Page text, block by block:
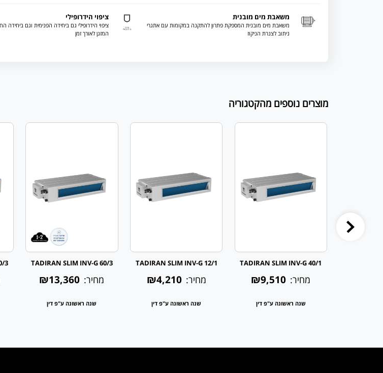
משאבת מים מובנית
משאבת מים מובנית המספקת פתרון להתקנה במקומות עם אתגרי
ניתוב לצנרת הניקוז
ציפוי הידרופילי
ציפוי הידרופילי גם ביחידה הפנימית וגם ביחידה
המזגן לאורך זמן
מוצרים נוספים מהקטגוריה
TADIRAN SLIM INV-G 40/1
מחיר: ₪9,510
שנה ראשונה ע"פ דין
TADIRAN SLIM INV-G 12/1
מחיר: ₪4,210
שנה ראשונה ע"פ דין
TADIRAN SLIM INV-G 60/3
מחיר: ₪13,360
שנה ראשונה ע"פ דין
3